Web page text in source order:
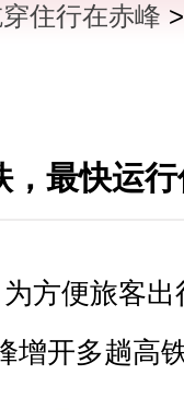
数据发
住行在赤峰
，最快运
为方便旅客出
增开多趟高